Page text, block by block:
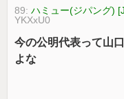
89:ハミュー(ジパング)
YKXxU0
今の公明代表って山
よな